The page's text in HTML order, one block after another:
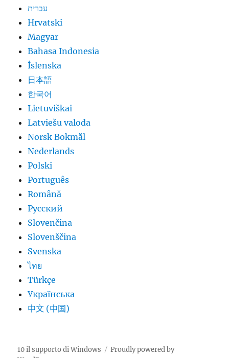
עברית
Hrvatski
Magyar
Bahasa Indonesia
Íslenska
日本語
한국어
Lietuviškai
Latviešu valoda
Norsk Bokmål
Nederlands
Polski
Português
Română
Русский
Slovenčina
Slovenščina
Svenska
ไทย
Türkçe
Українська
中文 (中国)
10 il supporto di Windows
Proudly powered by